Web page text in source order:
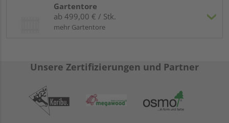
Gartentore
ab 499,00 € / Stk.
mehr Gartentore
Unsere Zertifizierungen und Partner